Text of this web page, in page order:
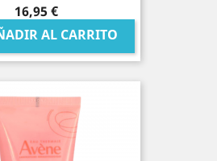
Precio
16,95 €
AL CARRITO